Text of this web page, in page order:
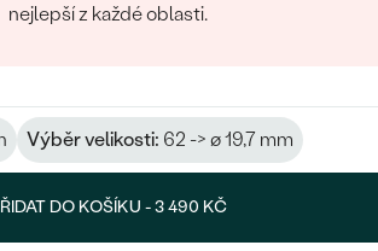
nejlepší z každé oblasti.
Výběr velikosti: 62 -> ø 19,7 mm
DO KOŠÍKU -3 490 KČ